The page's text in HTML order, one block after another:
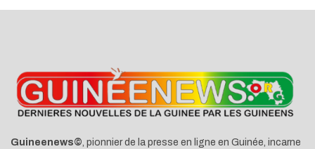
Guineenews©, pionnier de la presse en ligne en Guinée, incarne